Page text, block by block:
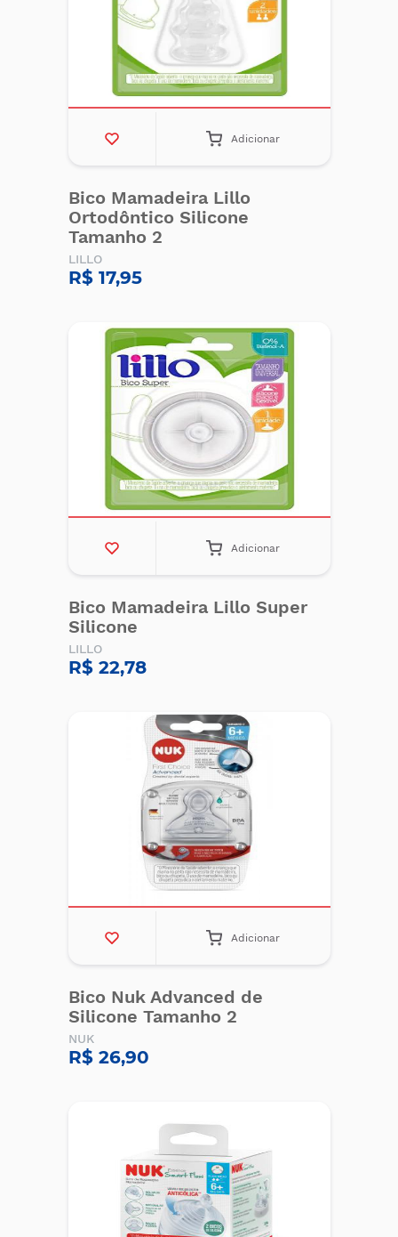
Adicionar
Bico Mamadeira Lillo
Ortodôntico Silicone
Tamanho 2
LILLO
R$ 17,95
Adicionar
Bico Mamadeira Lillo Super
Silicone
LILLO
R$ 22,78
Adicionar
Bico Nuk Advanced de
Silicone Tamanho 2
NUK
R$ 26,90